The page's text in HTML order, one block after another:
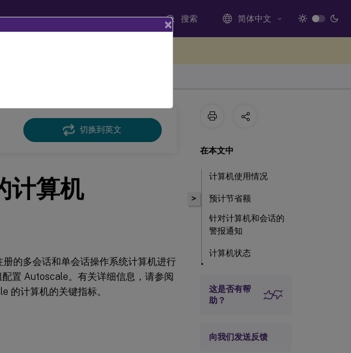
搜索 简体中文
切换到英文
计算机
的多会话和单会话操作系统计算机进行
置 Autoscale。有关详细信息，请参阅
的计算机的关键指标。
>
在本文中
计算机使用情况
预计节省额
针对计算机和会话的
警报通知
计算机状态
这是否有帮
助？
向我们发送反馈
×